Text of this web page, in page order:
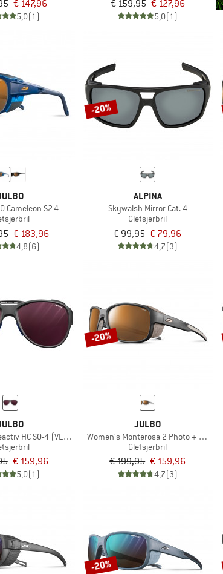
€ 147,96
5,0(1)
€ 159,95 € 127,96
5,0(1)
Cameleon S2-4
€ 183,96
4,8(6)
-20%
ALPINA
Skywalsh Mirror Cat. 4
Gletsjerbril
€ 99,95 € 79,96
4,7(3)
HC S0-4 (VLT 4-86%)
€ 159,96
5,0(1)
-20%
JULBO
Women's Monterosa 2 Photo + Polar
Gletsjerbril
€ 199,95 € 159,96
4,7(3)
-20%